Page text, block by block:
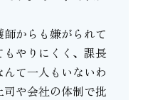
からも嫌がられて
やりにくく、課長
て一人もいないわ
や会社の体制で批